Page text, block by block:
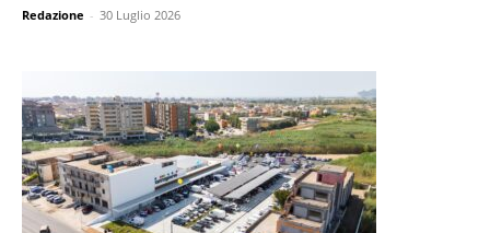
Redazione - 30 Luglio 2026